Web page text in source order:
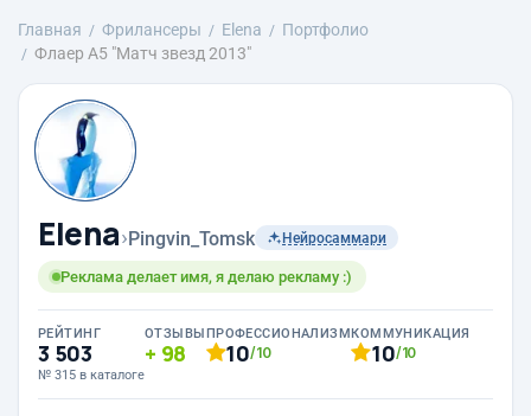
Главная Фрилансеры Elena
Портфолио
Флаер А5 "Матч звезд 2013"
Elena›Pingvin_Tomsk Нейросаммари
Реклама делает имя, я делаю рекламу :)
РЕЙТИНГ
3 503
№ 315 в каталоге
ОТЗЫВЫ
98
ПРОФЕССИОНАЛИЗМ
10/10
КОММУНИКАЦИЯ
10/10